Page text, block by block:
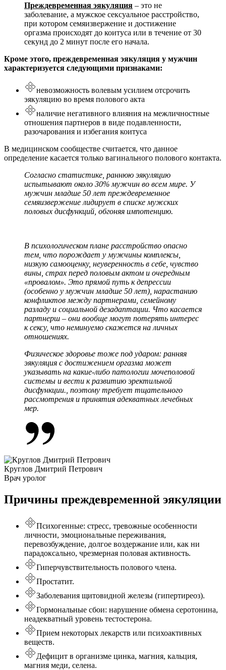
Преждевременная эякуляция – это не
заболевание, а мужское сексуальное расстройство,
при котором семяизвержение и достижение
оргазма происходят до коитуса или в течение от 30
секунд до 2 минут после его начала.
Кроме этого, преждевременная эякуляция у мужчин
характеризуется следующими признаками:
невозможность волевым усилием отсрочить
эякуляцию во время полового акта
наличие негативного влияния на межличностные
отношения партнеров в виде подавленности,
разочарования и избегания коитуса
В медицинском сообществе считается, что данное
определение касается только вагинального полового контакта.
Согласно статистике, раннюю эякуляцию
испытывают около 30% мужчин во всем мире. У
мужчин младше 50 лет преждевременное
семяизвержение лидирует в списке мужских
половых дисфункций, обгоняя импотенцию.
В психологическом плане расстройство опасно
тем, что порождает у мужчины комплексы,
низкую самооценку, неуверенность в себе, чувство
вины, страх перед половым актом и очередным
«провалом». Это прямой путь к депрессии
(особенно у мужчин младше 50 лет), нарастанию
конфликтов между партнерами, семейному
разладу и социальной дезадаптации. Что касается
партнерш – они вообще могут потерять интерес
к сексу, что неминуемо скажется на личных
отношениях.
Физическое здоровье тоже под ударом: ранняя
эякуляция с достижением оргазма может
указывать на какие-либо патологии мочеполовой
системы и вести к развитию эректильной
дисфункции., поэтому требует тщательного
рассмотрения и принятия адекватных лечебных
мер.
Круглов Дмитрий Петрович
Врач уролог
Причины преждевременной эякуляции
Психогенные: стресс, тревожные особенности
личности, эмоциональные переживания,
перевозбуждение, долгое воздержание или, как ни
парадоксально, чрезмерная половая активность.
Гиперчувствительность полового члена.
Простатит.
Заболевания щитовидной железы (гипертиреоз).
Гормональные сбои: нарушение обмена серотонина,
неадекватный уровень тестостерона.
Прием некоторых лекарств или психоактивных
веществ.
Дефицит в организме цинка, магния, кальция,
магния меди, селена.